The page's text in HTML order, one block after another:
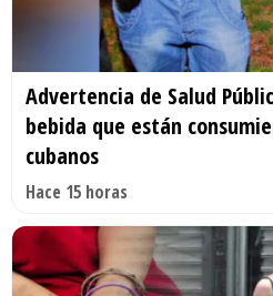
Advertencia de Salud
bebida que están
cubanos
Hace 15 horas